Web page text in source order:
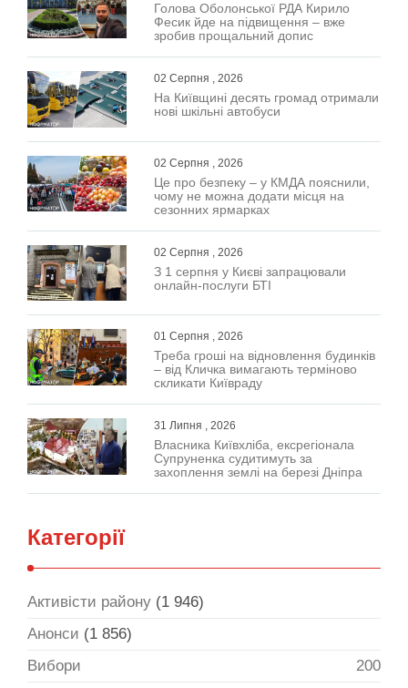
Голова Оболонської РДА Кирило
Фесик йде на підвищення – вже
зробив прощальний допис
02 Серпня , 2026
На Київщині десять громад отримали
нові шкільні автобуси
02 Серпня , 2026
Це про безпеку – у КМДА пояснили,
чому не можна додати місця на
сезонних ярмарках
02 Серпня , 2026
З 1 серпня у Києві запрацювали
онлайн-послуги БТІ
01 Серпня , 2026
Треба гроші на відновлення будинків
– від Кличка вимагають терміново
скликати Київраду
31 Липня , 2026
Власника Київхліба, ексрегіонала
Супруненка судитимуть за
захоплення землі на березі Дніпра
Категорії
Активісти району (1 946)
Анонси (1 856)
Вибори
200